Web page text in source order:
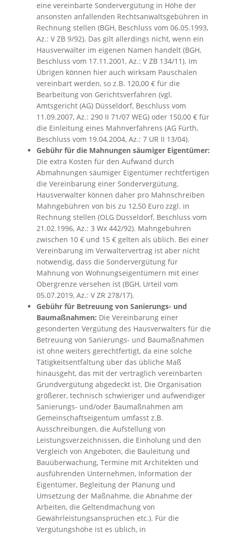
eine vereinbarte Sondervergütung in Höhe der
ansonsten anfallenden Rechtsanwaltsgebühren in
Rechnung stellen (BGH, Beschluss vom 06.05.1993,
Az.: V ZB 9/92). Das gilt allerdings nicht, wenn ein
Hausverwalter im eigenen Namen handelt (BGH,
Beschluss vom 17.11.2001, Az.: V ZB 134/11). Im
Übrigen können hier auch wirksam Pauschalen
vereinbart werden, so z.B. 120,00 € für die
Bearbeitung von Gerichtsverfahren (vgl.
Amtsgericht (AG) Düsseldorf, Beschluss vom
11.09.2007, Az.: 290 II 71/07 WEG) oder 150,00 € für
die Einleitung eines Mahnverfahrens (AG Fürth,
Beschluss vom 19.04.2004, Az.: 7 UR II 13/04).
Gebühr für die Mahnungen säumiger Eigentümer:
Die extra Kosten für den Aufwand durch
Abmahnungen säumiger Eigentümer rechtfertigen
die Vereinbarung einer Sondervergütung.
Hausverwalter können daher pro Mahnschreiben
Mahngebühren von bis zu 12,50 Euro zzgl. in
Rechnung stellen (OLG Düsseldorf, Beschluss vom
21.02.1996, Az.: 3 Wx 442/92). Mahngebühren
zwischen 10 € und 15 € gelten als üblich. Bei einer
Vereinbarung im Verwaltervertrag ist aber nicht
notwendig, dass die Sondervergütung für
Mahnung von Wohnungseigentümern mit einer
Obergrenze versehen ist (BGH, Urteil vom
05.07.2019, Az.: V ZR 278/17).
Gebühr für Betreuung von Sanierungs- und
Baumaßnahmen: Die Vereinbarung einer
gesonderten Vergütung des Hausverwalters für die
Betreuung von Sanierungs- und Baumaßnahmen
ist ohne weiters gerechtfertigt, da eine solche
Tätigkeitsentfaltung über das übliche Maß
hinausgeht, das mit der vertraglich vereinbarten
Grundvergütung abgedeckt ist. Die Organisation
größerer, technisch schwieriger und aufwendiger
Sanierungs- und/oder Baumaßnahmen am
Gemeinschaftseigentum umfasst z.B.
Ausschreibungen, die Aufstellung von
Leistungsverzeichnissen, die Einholung und den
Vergleich von Angeboten, die Bauleitung und
Bauüberwachung, Termine mit Architekten und
ausführenden Unternehmen, Information der
Eigentümer, Begleitung der Planung und
Umsetzung der Maßnahme, die Abnahme der
Arbeiten, die Geltendmachung von
Gewährleistungsansprüchen etc.). Für die
Vergütungshöhe ist es üblich, in